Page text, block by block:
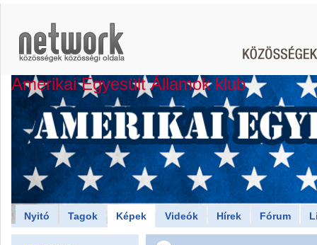
Amerikai Egyesült Államok klub
Nyitó Tagok Képek Videók Hírek Fórum